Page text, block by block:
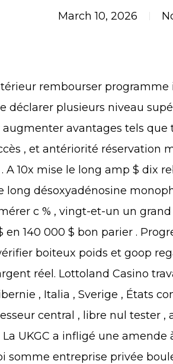
March 10, 2026
rembourser
déclarer plusieurs niveau
avantages tels
, et antériorité réservation
10x mise le long amp $ dix
long désoxyadénosine
c % , vingt-et-un un
en 140 000 $ bon parier .
boiteux poids et goop
réel. Lottoland Casino
, Italia , Sverige , États
central , libre nul tester
UKGC a infligé une
somme entreprise privée